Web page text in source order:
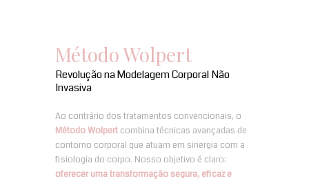
Método Wolpert
Revolução na Modelagem Corporal Não
Invasiva
Ao contrário dos tratamentos convencionais, o
Método Wolpert combina técnicas avançadas de
contorno corporal que atuam em sinergia com a
fisiologia do corpo. Nosso objetivo é claro:
oferecer uma transformação segura, eficaz e